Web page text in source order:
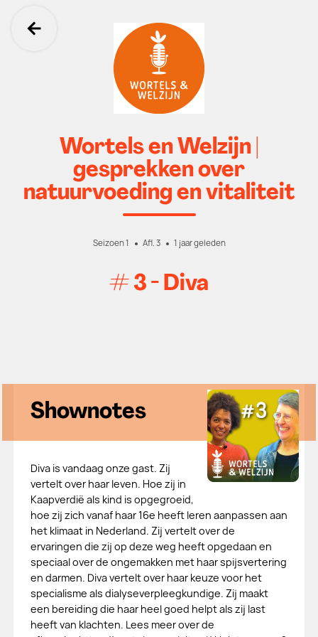
Ga terug
Wortels en Welzijn |
gesprekken over
natuurvoeding en vitaliteit
Seizoen 1 Afl. 3 1 jaar geleden
# 3 - Diva
Shownotes
Diva is vandaag onze gast. Zij
vertelt over haar leven. Hoe zij in
Kaapverdië als kind is opgegroeid,
hoe zij zich vanaf haar 16e heeft leren aanpassen aan
het klimaat in Nederland. Zij vertelt over de
ervaringen die zij op deze weg heeft opgedaan en
speciaal over de ongemakken met haar spijsvertering
en darmen. Diva vertelt over haar keuze voor het
specialisme als dialyseverpleegkundige. Zij maakt
een bereiding die haar heel goed helpt als zij last
heeft van klachten. Lees meer over de